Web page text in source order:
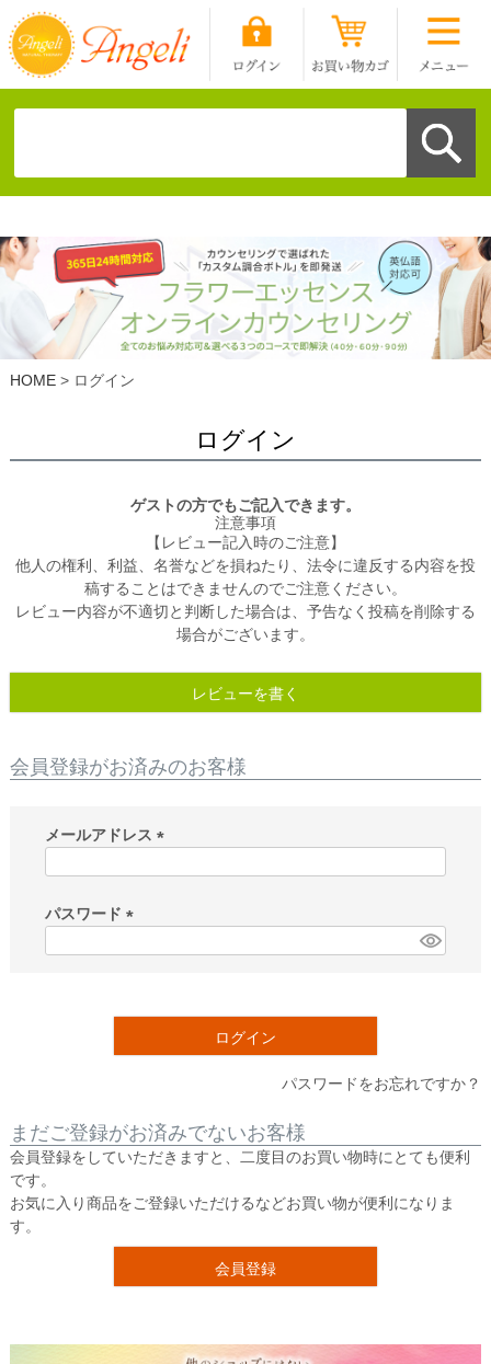
HOME ログイン
ログイン
ゲストの方でもご記入できます。
注意事項
【レビュー記入時のご注意】
他人の権利、利益、名誉などを損ねたり、法令に違反する内容を投
稿することはできませんのでご注意ください。
レビュー内容が不適切と判断した場合は、予告なく投稿を削除する
場合がございます。
レビューを書く
会員登録がお済みのお客様
メールアドレス
)
パスワード
ログイン
パスワードをお忘れですか？
まだご登録がお済みでないお客様
会員登録をしていただきますと、二度目のお買い物時にとても便利
です。
お気に入り商品をご登録いただけるなどお買い物が便利になりま
す。
会員登録